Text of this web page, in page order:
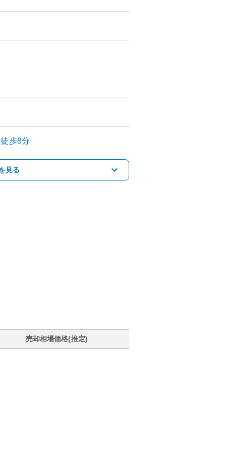
歩8分
見る
売却相場価格(推定)